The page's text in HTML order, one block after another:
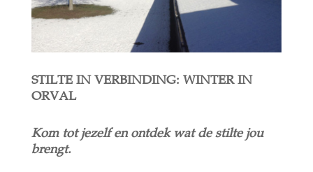
STILTE IN VERBINDING: WINTER IN
ORVAL
Kom tot jezelf en ontdek wat de stilte jou
brengt.